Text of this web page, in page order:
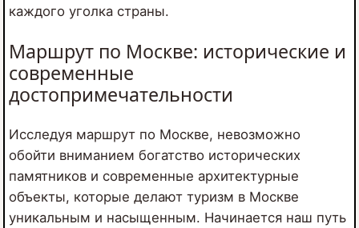
каждого уголка страны.
Маршрут по Москве: исторические и
современные
достопримечательности
Исследуя маршрут по Москве, невозможно
обойти вниманием богатство исторических
памятников и современные архитектурные
объекты, которые делают туризм в Москве
уникальным и насыщенным. Начинается наш путь